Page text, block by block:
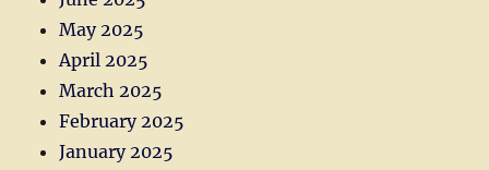
May 2025
April 2025
March 2025
February 2025
January 2025